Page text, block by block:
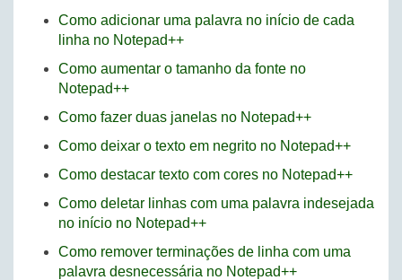
Como adicionar uma palavra no início de cada
linha no Notepad++
Como aumentar o tamanho da fonte no
Notepad++
Como fazer duas janelas no Notepad++
Como deixar o texto em negrito no Notepad++
Como destacar texto com cores no Notepad++
Como deletar linhas com uma palavra indesejada
no início no Notepad++
Como remover terminações de linha com uma
palavra desnecessária no Notepad++